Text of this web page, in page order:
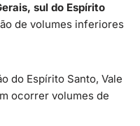
sul do Espírito
de volumes inferiores
do Espírito Santo, Vale
ocorrer volumes de